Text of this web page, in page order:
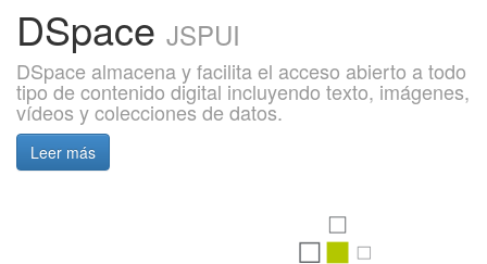
DSpace JSPUI
DSpace almacena y facilita el acceso abierto a todo
tipo de contenido digital incluyendo texto, imágenes,
vídeos y colecciones de datos.
Leer más